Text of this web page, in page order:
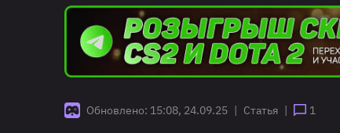
Обновлено: 15:08, 24.09.25 | Статья | 1